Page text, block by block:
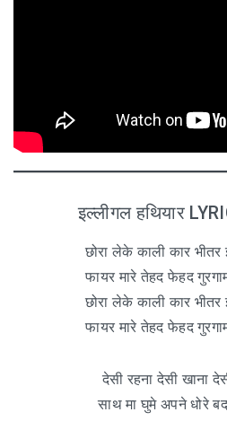
इल्लीगल हथियार
छोरा लेके काली कार भीतर
फायर मारे तेहद फेहद
छोरा लेके काली कार भीतर
फायर मारे तेहद फेहद
देसी रहना देसी खाना
साथ मा घुमे अपने धोरे